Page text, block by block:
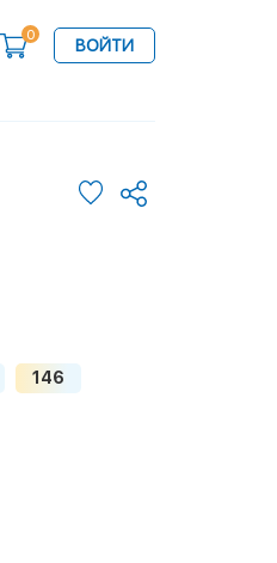
0
ВОЙТИ
146